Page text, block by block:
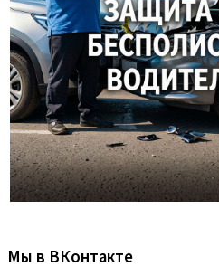
Мы в ВКонтакте